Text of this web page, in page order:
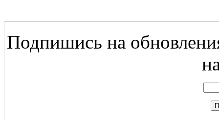
Подпишись на